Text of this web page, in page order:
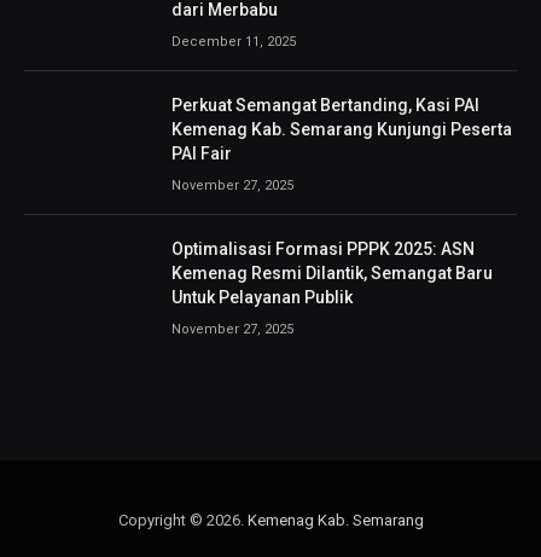
dari Merbabu
December 11, 2025
Perkuat Semangat Bertanding, Kasi PAI
Kemenag Kab. Semarang Kunjungi Peserta
PAI Fair
November 27, 2025
Optimalisasi Formasi PPPK 2025: ASN
Kemenag Resmi Dilantik, Semangat Baru
Untuk Pelayanan Publik
November 27, 2025
Copyright © 2026. Kemenag Kab. Semarang